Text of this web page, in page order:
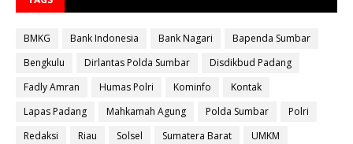
BMKG Bank Indonesia Bank Nagari
Bapenda Sumbar
Bengkulu
Dirlantas Polda Sumbar
Disdikbud Padang
Fadly Amran
Humas Polri Kominfo
Kontak
Lapas Padang
Mahkamah Agung Polda Sumbar
Polri
Redaksi
Riau Solsel Sumatera Barat
UMKM